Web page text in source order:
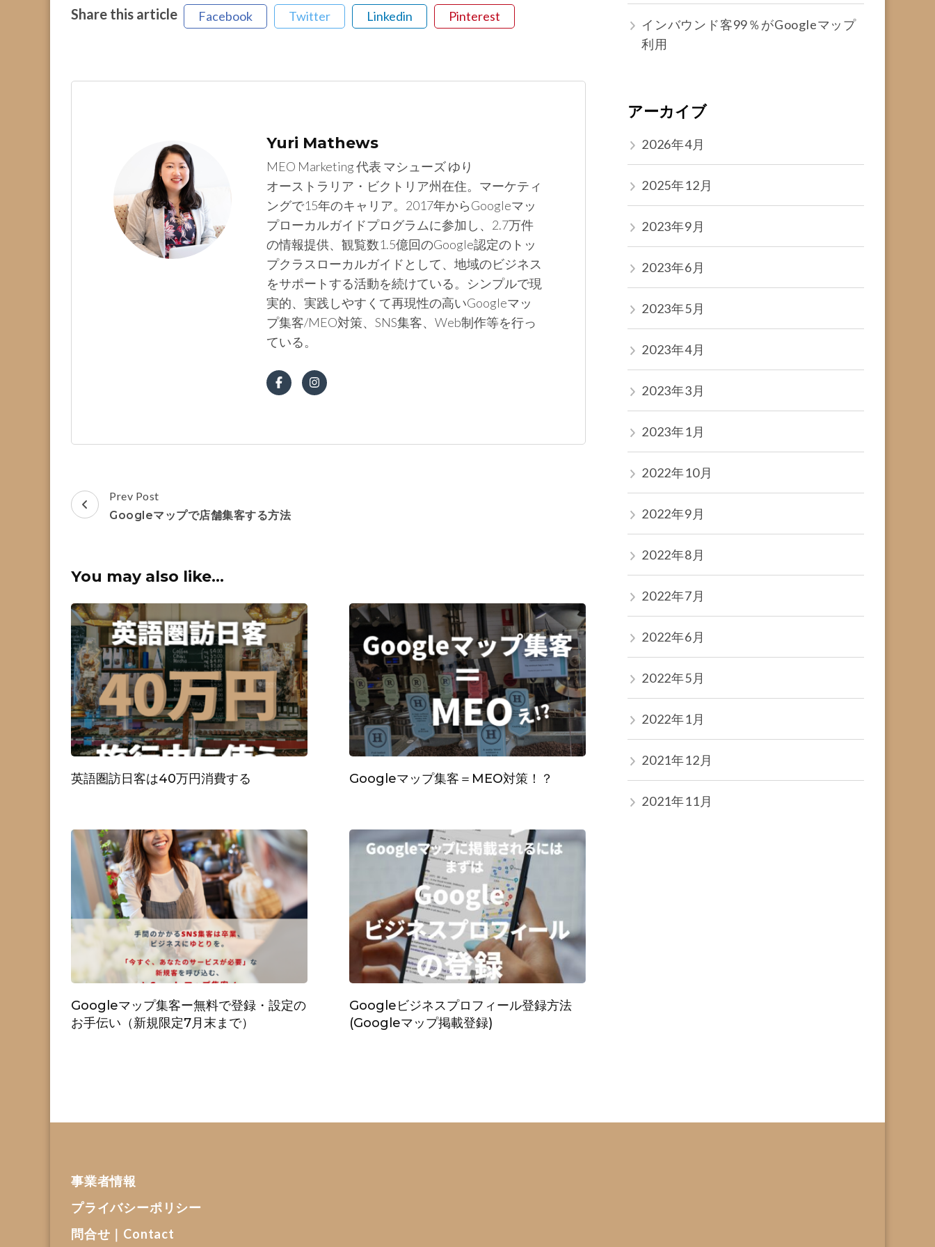
Share this article Facebook Twitter Linkedin Pinterest
Yuri Mathews
MEO Marketing 代表 マシューズ ゆり
オーストラリア・ビクトリア州在住。マーケティ
ングで15年のキャリア。2017年からGoogleマッ
プローカルガイドプログラムに参加し、2.7万件
の情報提供、観覧数1.5億回のGoogle認定のトッ
プクラスローカルガイドとして、地域のビジネス
をサポートする活動を続けている。シンプルで現
実的、実践しやすくて再現性の高いGoogleマッ
プ集客/MEO対策、SNS集客、Web制作等を行っ
ている。
Post
Navigation
Prev Post
Googleマップで店舗集客する方法
You may also like...
英語圏訪日客は40万円消費する Googleマップ集客＝MEO対策！？
Googleマップ集客ー無料で登録・設定の
お手伝い（新規限定7月末まで）
Googleビジネスプロフィール登録方法
(Googleマップ掲載登録)
インバウンド客99％がGoogleマップ
利用
アーカイブ
2026年4月
2025年12月
2023年9月
2023年6月
2023年5月
2023年4月
2023年3月
2023年1月
2022年10月
2022年9月
2022年8月
2022年7月
2022年6月
2022年5月
2022年1月
2021年12月
2021年11月
事業者情報
プライバシーポリシー
問合せ｜Contact